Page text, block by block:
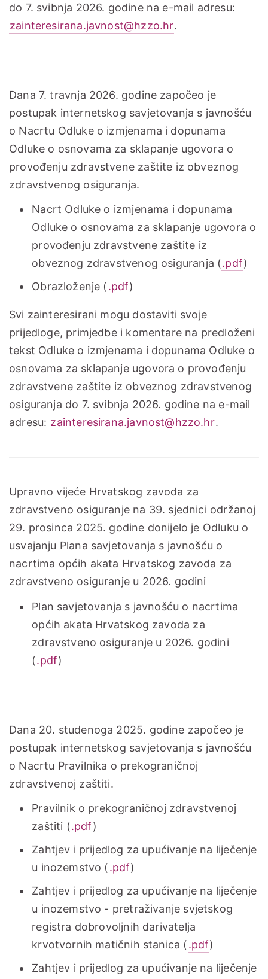
do 7. svibnja 2026. godine na e-mail adresu:
zainteresirana.javnost@hzzo.hr.
Dana 7. travnja 2026. godine započeo je
postupak internetskog savjetovanja s javnošću
o Nacrtu Odluke o izmjenama i dopunama
Odluke o osnovama za sklapanje ugovora o
provođenju zdravstvene zaštite iz obveznog
zdravstvenog osiguranja.
Nacrt Odluke o izmjenama i dopunama
Odluke o osnovama za sklapanje ugovora o
provođenju zdravstvene zaštite iz
obveznog zdravstvenog osiguranja (.pdf)
Obrazloženje (.pdf)
Svi zainteresirani mogu dostaviti svoje
prijedloge, primjedbe i komentare na predloženi
tekst Odluke o izmjenama i dopunama Odluke o
osnovama za sklapanje ugovora o provođenju
zdravstvene zaštite iz obveznog zdravstvenog
osiguranja do 7. svibnja 2026. godine na e-mail
adresu: zainteresirana.javnost@hzzo.hr.
Upravno vijeće Hrvatskog zavoda za
zdravstveno osiguranje na 39. sjednici održanoj
29. prosinca 2025. godine donijelo je Odluku o
usvajanju Plana savjetovanja s javnošću o
nacrtima općih akata Hrvatskog zavoda za
zdravstveno osiguranje u 2026. godini
Plan savjetovanja s javnošću o nacrtima
općih akata Hrvatskog zavoda za
zdravstveno osiguranje u 2026. godini
(.pdf)
Dana 20. studenoga 2025. godine započeo je
postupak internetskog savjetovanja s javnošću
o Nacrtu Pravilnika o prekograničnoj
zdravstvenoj zaštiti.
Pravilnik o prekograničnoj zdravstvenoj
zaštiti (.pdf)
Zahtjev i prijedlog za upućivanje na liječenje
u inozemstvo (.pdf)
Zahtjev i prijedlog za upućivanje na liječenje
u inozemstvo - pretraživanje svjetskog
registra dobrovoljnih darivatelja
krvotvornih matičnih stanica (.pdf)
Zahtjev i prijedlog za upućivanje na liječenje